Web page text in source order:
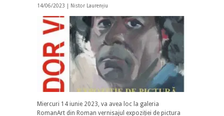
14/06/2023 | Nistor Laurențiu
Miercuri 14 iunie 2023, va avea loc la galeria
RomanArt din Roman vernisajul expoziției de pictura